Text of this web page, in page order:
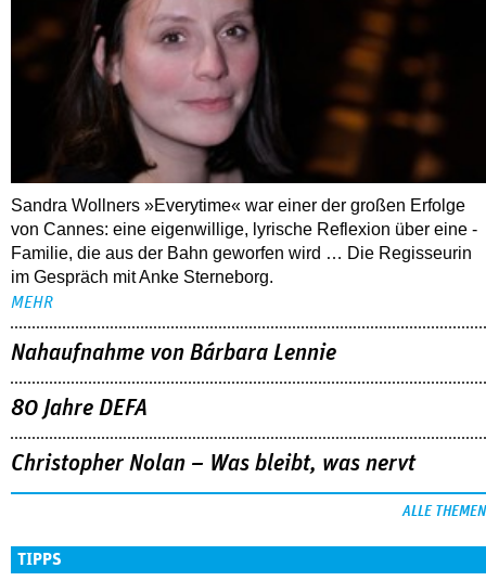
Sandra Wollners »Everytime« war einer der großen Erfolge
von Cannes: eine eigenwillige, lyrische Reflexion über eine ­
Familie, die aus der Bahn geworfen wird … Die Regisseurin
im Gespräch mit Anke Sterneborg.
MEHR
Nahaufnahme von Bárbara Lennie
80 Jahre DEFA
Christopher Nolan – Was bleibt, was nervt
ALLE THEMEN
TIPPS